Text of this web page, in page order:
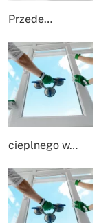
Przede…
cieplnego w…